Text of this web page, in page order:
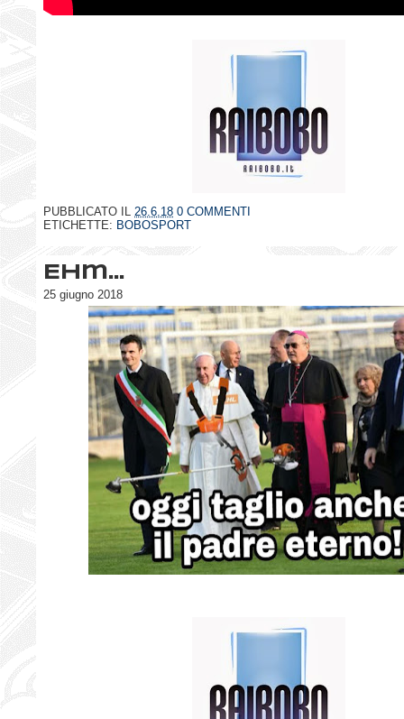
PUBBLICATO IL 26.6.18 0 COMMENTI
ETICHETTE: BOBOSPORT
Ehm...
25 giugno 2018